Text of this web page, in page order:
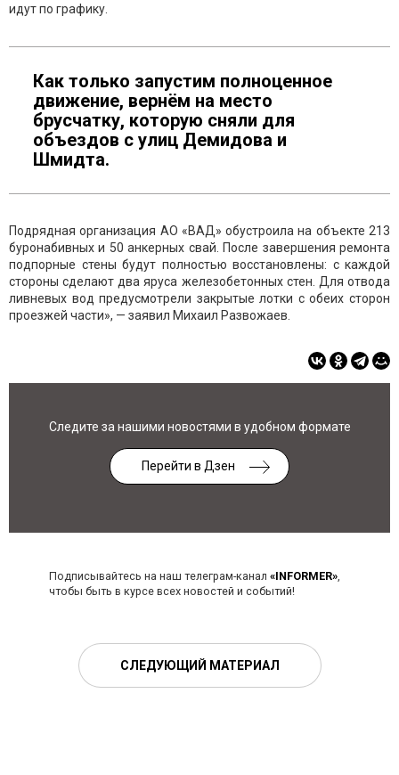
идут по графику.
Как только запустим полноценное
движение, вернём на место
брусчатку, которую сняли для
объездов с улиц Демидова и
Шмидта.
Подрядная организация АО «ВАД» обустроила на объекте 213
буронабивных и 50 анкерных свай. После завершения ремонта
подпорные стены будут полностью восстановлены: с каждой
стороны сделают два яруса железобетонных стен. Для отвода
ливневых вод предусмотрели закрытые лотки с обеих сторон
проезжей части», — заявил Михаил Развожаев.
Следите за нашими новостями в удобном формате
Перейти в Дзен
Подписывайтесь на наш телеграм-канал «INFORMER»,
чтобы быть в курсе всех новостей и событий!
СЛЕДУЮЩИЙ МАТЕРИАЛ